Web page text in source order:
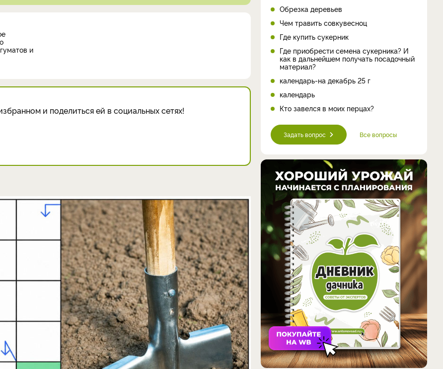
и
и поделиться ей в социальных сетях!
Обрезка деревьев
Чем травить совкувесноц
Где купить сукерник
Где приобрести семена сукерника? И
как в дальнейшем получать посадочный
материал?
календарь-на декабрь 25 г
календарь
Кто завелся в моих перцах?
Задать вопрос Все вопросы